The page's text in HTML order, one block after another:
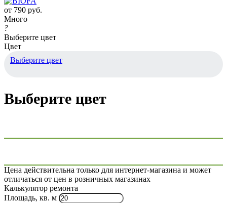
от 790 руб.
Много
?
Выберите цвет
Цвет
Выберите цвет
Выберите цвет
Цена действительна только для интернет-магазина и может
отличаться от цен в розничных магазинах
Калькулятор ремонта
Площадь, кв. м